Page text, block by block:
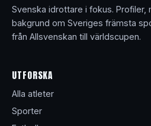
Svenska idrottare i fokus. Profiler,
bakgrund om Sveriges främsta
från Allsvenskan till världscupen.
UTFORSKA
Alla atleter
Sporter